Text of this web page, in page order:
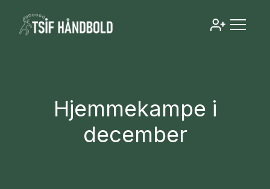
Hjemmekampe i
december